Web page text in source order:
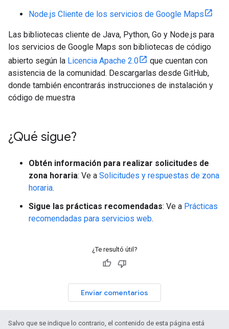
Node.js Cliente de los servicios de Google Maps
Las bibliotecas cliente de Java, Python, Go y Node.js para
los servicios de Google Maps son bibliotecas de código
abierto según la Licencia Apache 2.0
que cuentan con
asistencia de la comunidad. Descargarlas desde GitHub,
donde también encontrarás instrucciones de instalación y
código de muestra
¿Qué sigue?
Obtén información para realizar solicitudes de
zona horaria: Ve a Solicitudes y respuestas de zona
horaria.
Sigue las prácticas recomendadas: Ve a Prácticas
recomendadas para servicios web.
¿Te resultó útil?
Enviar comentarios
Salvo que se indique lo contrario, el contenido de esta página está